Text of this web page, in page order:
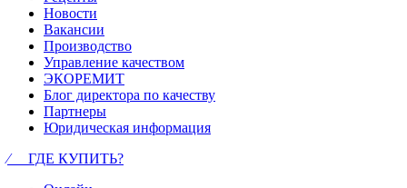
Новости
Вакансии
Производство
Управление качеством
ЭКОРЕМИТ
Блог директора по качеству
Партнеры
Юридическая информация
⁄ ГДЕ КУПИТЬ?